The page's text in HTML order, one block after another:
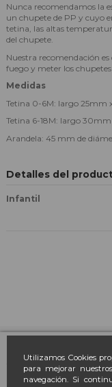
Utilizamos Cookies
para mejorar
navegación. Si
Nunca recomendamos la
un chupete de PP y cuyo
tetina, las altas
del chupete.
Nuestra recomendación
fuego y meter los
Medidas
Tetina 0-6M: largo 25mm
Tetina 6-18M: largo
Arandela: 45 mm de
Detalles del
Infantil
Farmacia March
Contacto